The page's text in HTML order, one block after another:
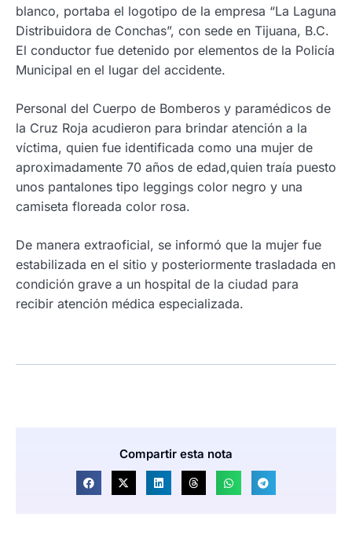
blanco, portaba el logotipo de la empresa “La Laguna
Distribuidora de Conchas”, con sede en Tijuana, B.C.
El conductor fue detenido por elementos de la Policía
Municipal en el lugar del accidente.
Personal del Cuerpo de Bomberos y paramédicos de
la Cruz Roja acudieron para brindar atención a la
víctima, quien fue identificada como una mujer de
aproximadamente 70 años de edad,quien traía puesto
unos pantalones tipo leggings color negro y una
camiseta floreada color rosa.
De manera extraoficial, se informó que la mujer fue
estabilizada en el sitio y posteriormente trasladada en
condición grave a un hospital de la ciudad para
recibir atención médica especializada.
Compartir esta nota